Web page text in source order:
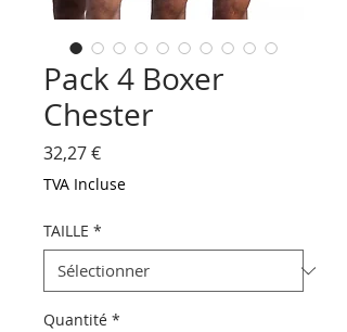
Pack 4 Boxer
Chester
32,27 €Prix
TVA Incluse
TAILLE *
Quantité *